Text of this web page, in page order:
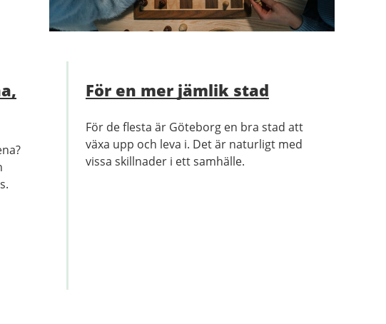
För en mer jämlik stad
För de flesta är Göteborg en bra stad att
växa upp och leva i. Det är naturligt med
vissa skillnader i ett samhälle.